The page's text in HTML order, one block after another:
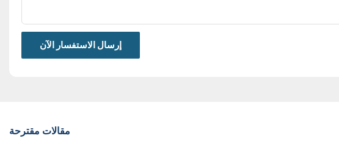
إرسال الاستفسار الآن
مقالات مقترحة